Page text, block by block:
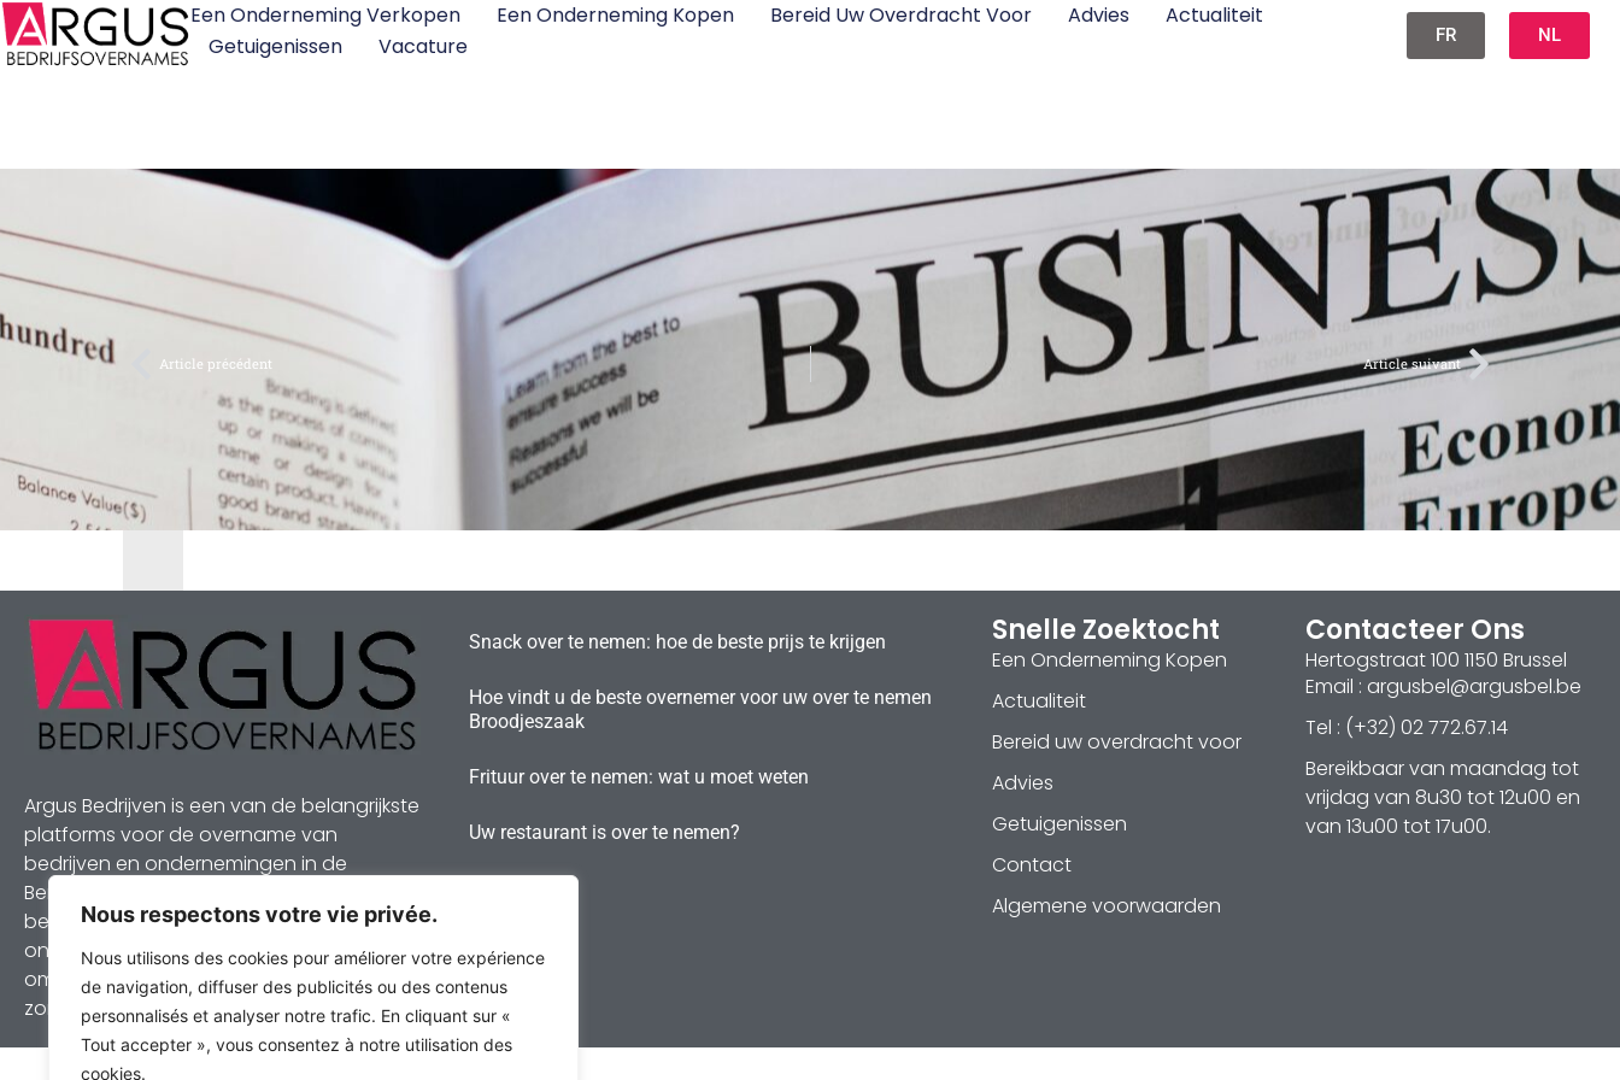
Nous respectons votre vie privée.
Nous utilisons des cookies pour améliorer votre expérience
de navigation, diffuser des publicités ou des contenus
personnalisés et analyser notre trafic. En cliquant sur «
Tout accepter », vous consentez à notre utilisation des
cookies.
Een Onderneming Verkopen Een Onderneming Kopen Bereid Uw Overdracht Voor Advies
Actualiteit
Getuigenissen
Vacature FR NL
Article précédent Article suivant
Argus Bedrijven is een van de belangrijkste
platforms voor de overname van
bedrijven en ondernemingen in de
Benelux. Elke zaak die wij presenteren, is
bezocht en geëvalueerd door een van
onze experts. Wij bieden u de mogelijkheid
om een bedrijf of onderneming te kopen
zonder commissie.
Snack over te nemen: hoe de beste prijs te krijgen
Hoe vindt u de beste overnemer voor uw over te nemen
Broodjeszaak
Frituur over te nemen: wat u moet weten
Uw restaurant is over te nemen?
Snelle Zoektocht
Een Onderneming Kopen
Actualiteit
Bereid uw overdracht voor
Advies
Getuigenissen
Contact
Algemene voorwaarden
Contacteer Ons
Hertogstraat 100 1150 Brussel
Email : argusbel@argusbel.be
Tel : (+32) 02 772.67.14
Bereikbaar van maandag tot
vrijdag van 8u30 tot 12u00 en
van 13u00 tot 17u00.